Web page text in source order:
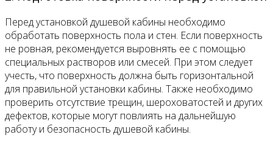
Перед установкой душевой кабины необходимо
обработать поверхность пола и стен. Если поверхность
не ровная, рекомендуется выровнять ее с помощью
специальных растворов или смесей. При этом следует
учесть, что поверхность должна быть горизонтальной
для правильной установки кабины. Также необходимо
проверить отсутствие трещин, шероховатостей и других
дефектов, которые могут повлиять на дальнейшую
работу и безопасность душевой кабины.